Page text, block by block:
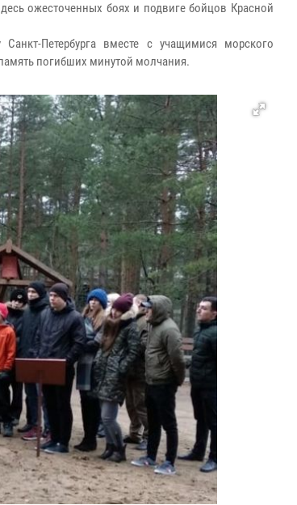
ожесточенных боях и подвиге бойцов Красной
Петербурга вместе с учащимися морского
погибших минутой молчания.